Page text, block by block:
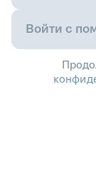
Войти с